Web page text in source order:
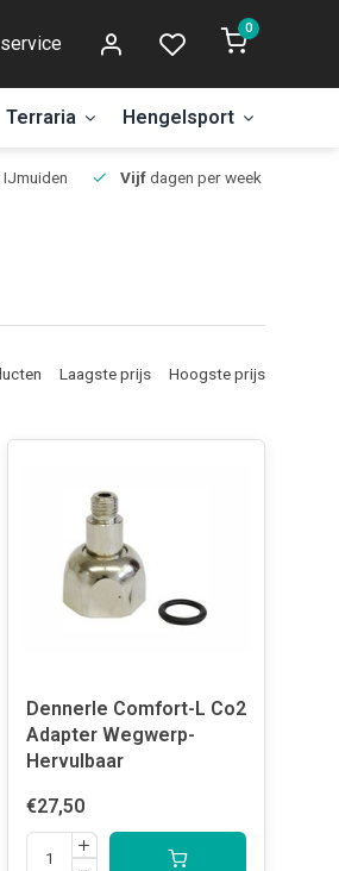
0
Terraria Hengelsport
IJmuiden Vijfdagen per week open.
Laagste prijs Hoogste prijs
Dennerle Comfort-L Co2
Adapter Wegwerp-
Hervulbaar
€27,50